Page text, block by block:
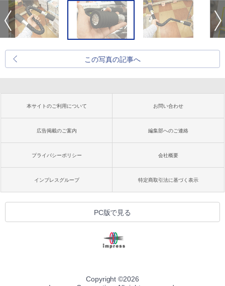
この写真の記事へ
本サイトのご利用について お問い合わせ
広告掲載のご案内 編集部へのご連絡
プライバシーポリシー 会社概要
インプレスグループ 特定商取引法に基づく表示
PC版で見る
Copyright ©2026